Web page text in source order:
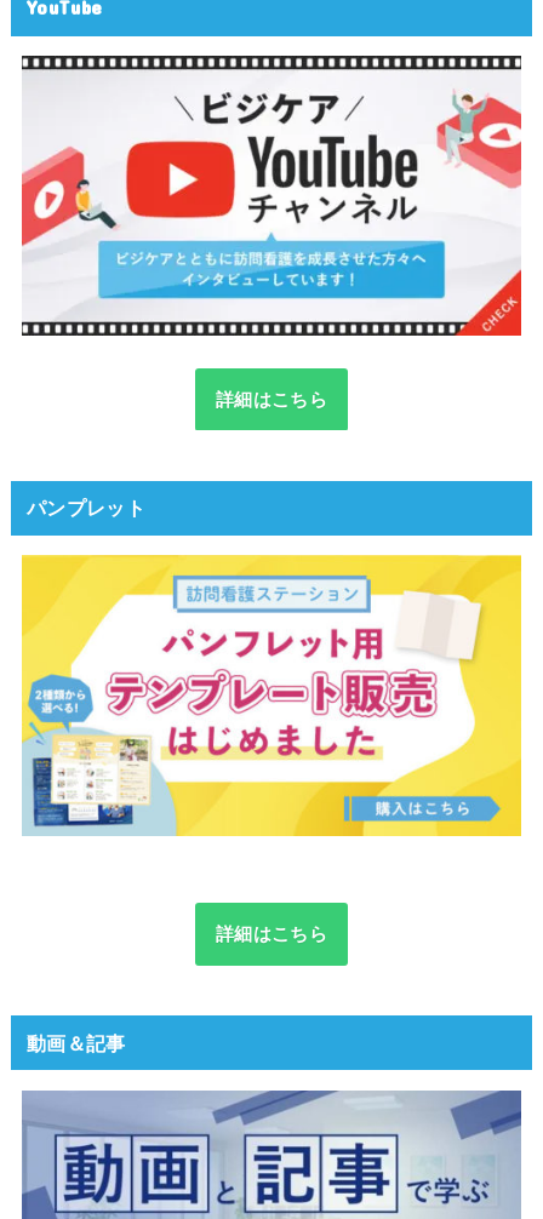
YouTube
詳細はこちら
パンプレット
詳細はこちら
動画＆記事